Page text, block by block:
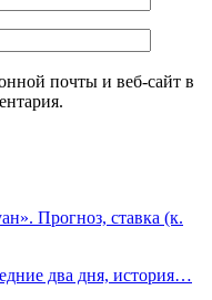
почты и веб-сайт в
Прогноз, ставка (к.
два дня, история…